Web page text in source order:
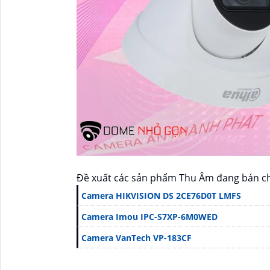
Đề xuất các sản phẩm Thu Âm đang bán
Camera HIKVISION DS 2CE76D0T LMFS
Camera Imou IPC-S7XP-6M0WED
Camera VanTech VP-183CF